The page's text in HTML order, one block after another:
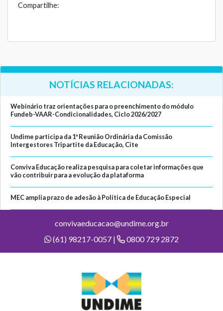
Compartilhe:
NOTÍCIAS RELACIONADAS:
Webinário traz orientações para o preenchimento do módulo
Fundeb-VAAR-Condicionalidades, Ciclo 2026/2027
Undime participa da 1ª Reunião Ordinária da Comissão
Intergestores Tripartite da Educação, Cite
Conviva Educação realiza pesquisa para coletar informações que
vão contribuir para a evolução da plataforma
MEC amplia prazo de adesão à Política de Educação Especial
convivaeducacao@undime.org.br
(61) 98217-0057 |
0800 729 2872